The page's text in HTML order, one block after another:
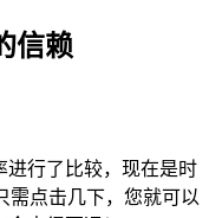
信赖
行了比较，现在是时
需点击几下，您就可以